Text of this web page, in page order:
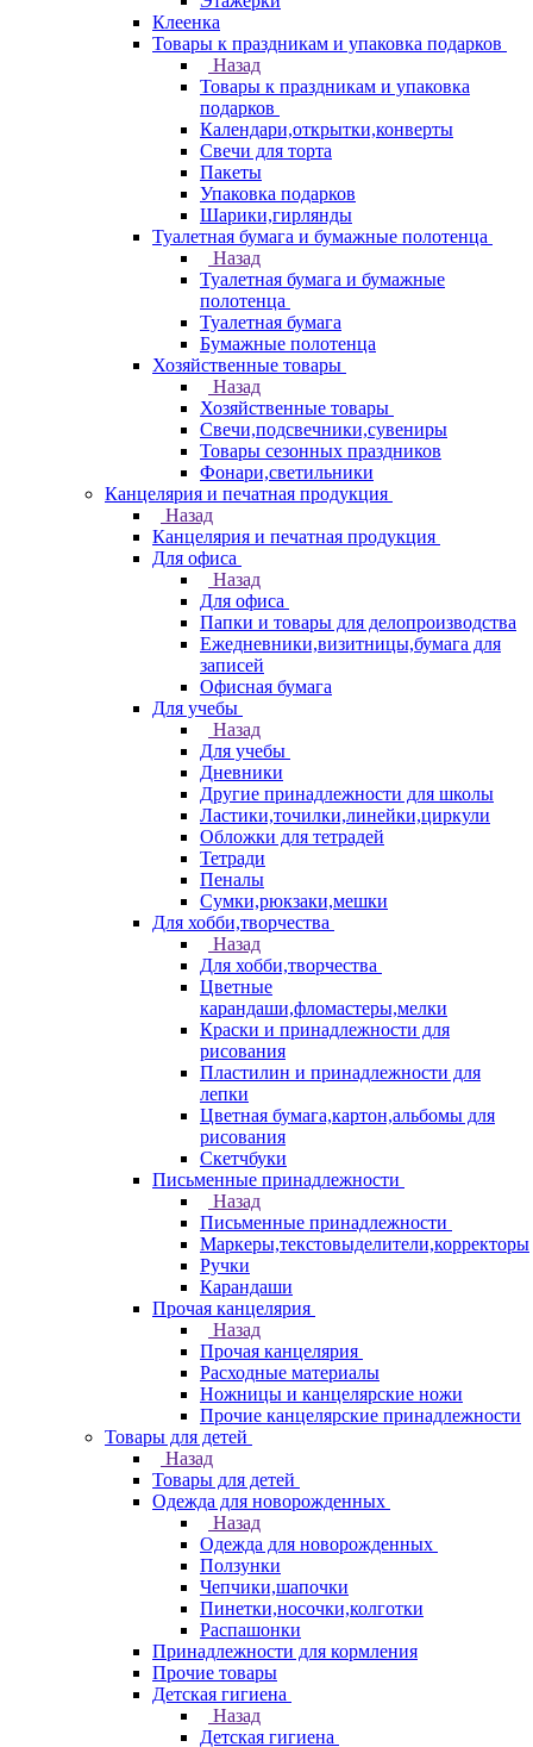
Клеенка
Товары к праздникам и упаковка подарков
Назад
Товары к праздникам и упаковка
подарков
Календари,открытки,конверты
Свечи для торта
Пакеты
Упаковка подарков
Шарики,гирлянды
Туалетная бумага и бумажные полотенца
Назад
Туалетная бумага и бумажные
полотенца
Туалетная бумага
Бумажные полотенца
Хозяйственные товары
Назад
Хозяйственные товары
Свечи,подсвечники,сувениры
Товары сезонных праздников
Фонари,светильники
Канцелярия и печатная продукция
Назад
Канцелярия и печатная продукция
Для офиса
Назад
Для офиса
Папки и товары для делопроизводства
Ежедневники,визитницы,бумага для
записей
Офисная бумага
Для учебы
Назад
Для учебы
Дневники
Другие принадлежности для школы
Ластики,точилки,линейки,циркули
Обложки для тетрадей
Тетради
Пеналы
Сумки,рюкзаки,мешки
Для хобби,творчества
Назад
Для хобби,творчества
Цветные
карандаши,фломастеры,мелки
Краски и принадлежности для
рисования
Пластилин и принадлежности для
лепки
Цветная бумага,картон,альбомы для
рисования
Скетчбуки
Письменные принадлежности
Назад
Письменные принадлежности
Маркеры,текстовыделители,корректоры
Ручки
Карандаши
Прочая канцелярия
Назад
Прочая канцелярия
Расходные материалы
Ножницы и канцелярские ножи
Прочие канцелярские принадлежности
Товары для детей
Назад
Товары для детей
Одежда для новорожденных
Назад
Одежда для новорожденных
Ползунки
Чепчики,шапочки
Пинетки,носочки,колготки
Распашонки
Принадлежности для кормления
Прочие товары
Детская гигиена
Назад
Детская гигиена